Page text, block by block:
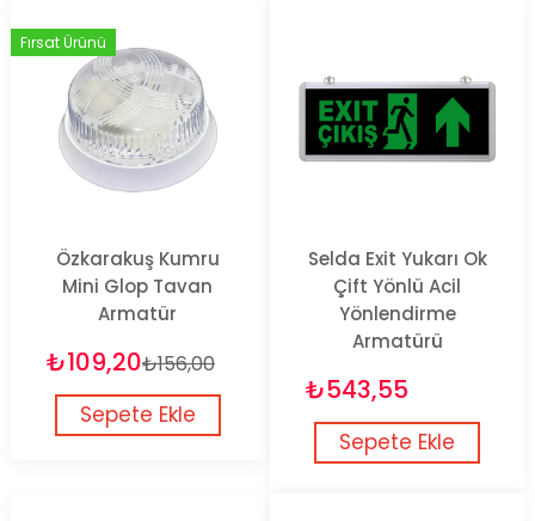
Özkarakuş Kumru
Mini Glop Tavan
Armatür
₺109,20₺156,00
Sepete Ekle
Fırsat Ürünü
Selda Exit Yukarı Ok
Çift Yönlü Acil
Yönlendirme
Armatürü
₺543,55
Sepete Ekle